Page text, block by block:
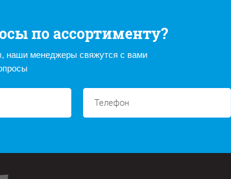
по ассортименту?
наши менеджеры свяжутся с вами